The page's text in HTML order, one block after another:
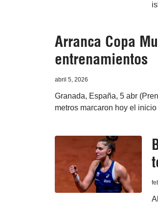
Arranca Copa
entrenamientos
abril 5, 2026
Granada, España, 5 abr
metros marcaron hoy el